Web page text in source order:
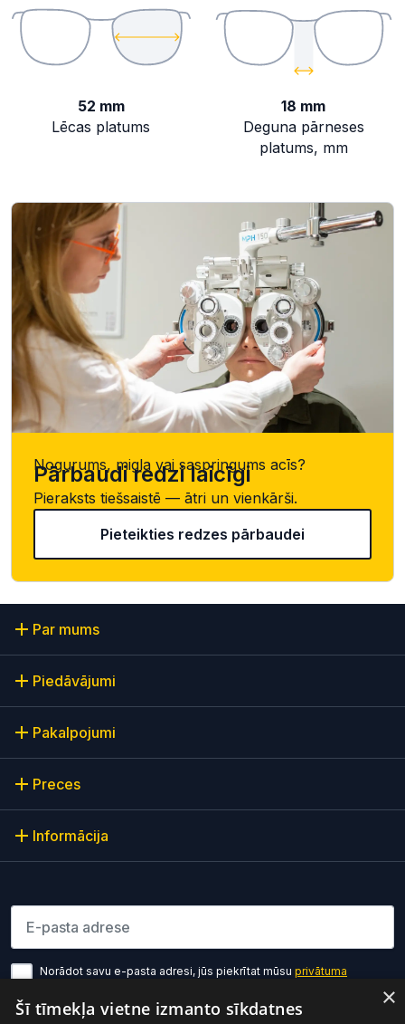
52 mm
Lēcas platums
18 mm
Deguna pārneses
platums, mm
Nogurums, migla vai saspringums acīs?
Pārbaudi redzi laicīgi
Pieraksts tiešsaistē — ātri un vienkārši.
Pieteikties redzes pārbaudei
Par mums
Piedāvājumi
Pakalpojumi
Preces
Informācija
Lūdzu ievadiet e-pasta adresi
Norādot savu e-pasta adresi, jūs piekrītat mūsu privātuma
×
Šī tīmekļa vietne izmanto sīkdatnes